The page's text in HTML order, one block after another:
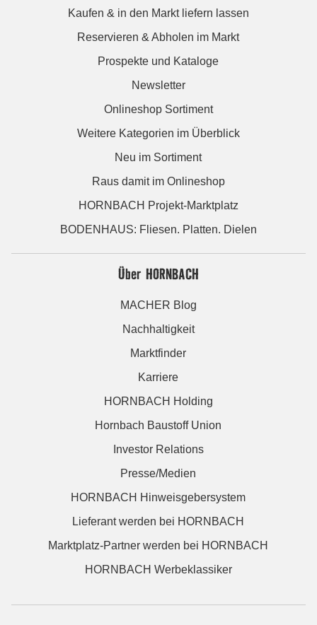
Kaufen & in den Markt liefern lassen
Reservieren & Abholen im Markt
Prospekte und Kataloge
Newsletter
Onlineshop Sortiment
Weitere Kategorien im Überblick
Neu im Sortiment
Raus damit im Onlineshop
HORNBACH Projekt-Marktplatz
BODENHAUS: Fliesen. Platten. Dielen
Über HORNBACH
MACHER Blog
Nachhaltigkeit
Marktfinder
Karriere
HORNBACH Holding
Hornbach Baustoff Union
Investor Relations
Presse/Medien
HORNBACH Hinweisgebersystem
Lieferant werden bei HORNBACH
Marktplatz-Partner werden bei HORNBACH
HORNBACH Werbeklassiker